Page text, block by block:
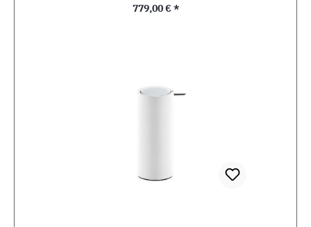
Regulärer Preis:
779,00 € *